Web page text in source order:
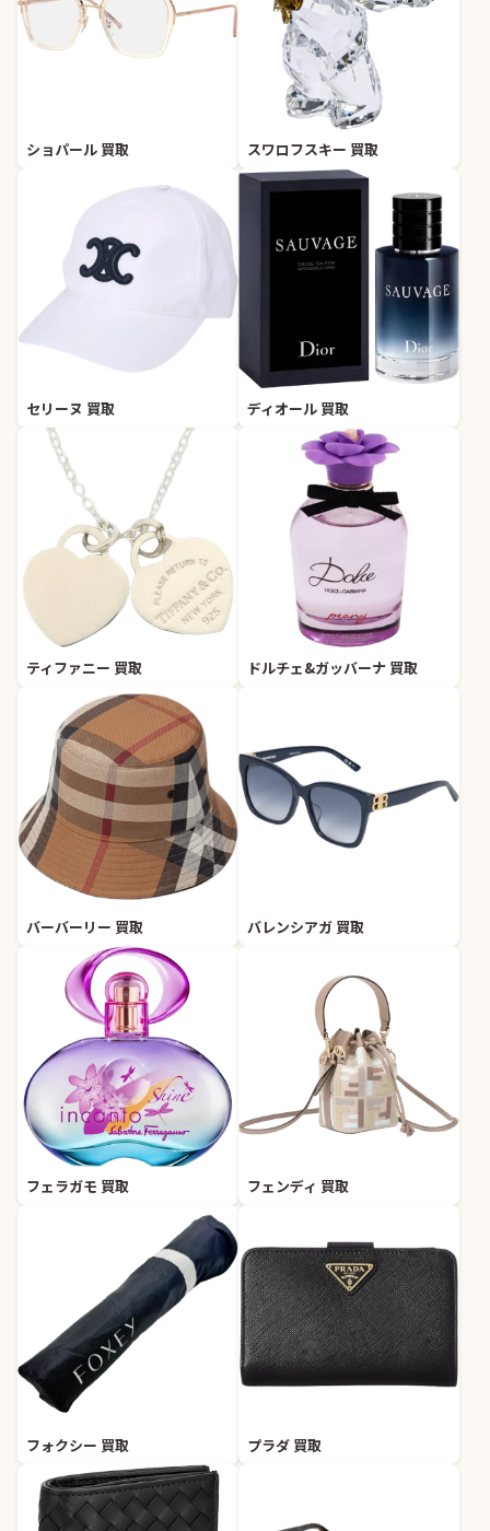
ショパール 買取 スワロフスキー 買取
セリーヌ 買取 ディオール 買取
ティファニー 買取 ドルチェ&ガッバーナ 買取
バーバーリー 買取 バレンシアガ 買取
フェラガモ 買取 フェンディ 買取
フォクシー 買取 プラダ 買取